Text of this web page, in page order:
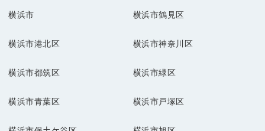
横浜市 横浜市鶴見区
横浜市港北区 横浜市神奈川区
横浜市都筑区 横浜市緑区
横浜市青葉区 横浜市戸塚区